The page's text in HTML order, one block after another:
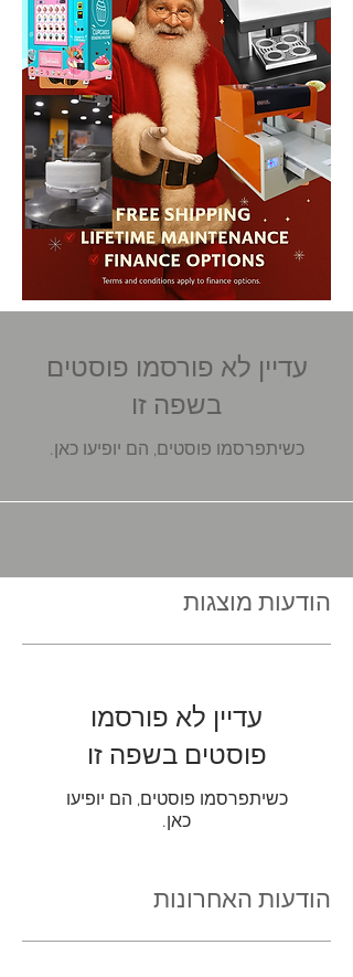
עדיין לא פורסמו פוסטים
בשפה זו
כשיתפרסמו פוסטים, הם יופיעו כאן.
הודעות מוצגות
עדיין לא פורסמו
פוסטים בשפה זו
כשיתפרסמו פוסטים, הם יופיעו
כאן.
הודעות האחרונות